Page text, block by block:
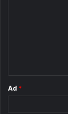
Ad *